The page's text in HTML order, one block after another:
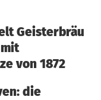
Geisterbräu
von 1872
die